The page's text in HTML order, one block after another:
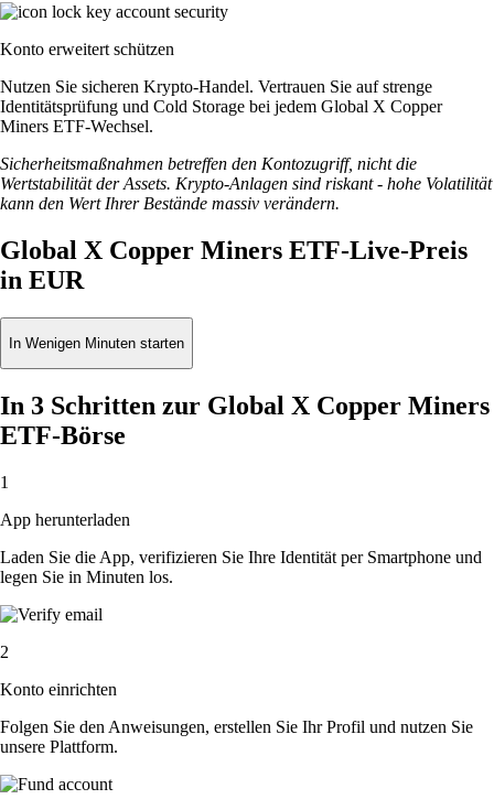
Konto erweitert schützen
Nutzen Sie sicheren Krypto-Handel. Vertrauen Sie auf strenge
Identitätsprüfung und Cold Storage bei jedem Global X Copper
Miners ETF-Wechsel.
Sicherheitsmaßnahmen betreffen den Kontozugriff, nicht die
Wertstabilität der Assets. Krypto-Anlagen sind riskant - hohe Volatilität
kann den Wert Ihrer Bestände massiv verändern.
Global X Copper Miners ETF-Live-Preis
in EUR
In Wenigen Minuten starten
In 3 Schritten zur Global X Copper Miners
ETF-Börse
1
App herunterladen
Laden Sie die App, verifizieren Sie Ihre Identität per Smartphone und
legen Sie in Minuten los.
2
Konto einrichten
Folgen Sie den Anweisungen, erstellen Sie Ihr Profil und nutzen Sie
unsere Plattform.